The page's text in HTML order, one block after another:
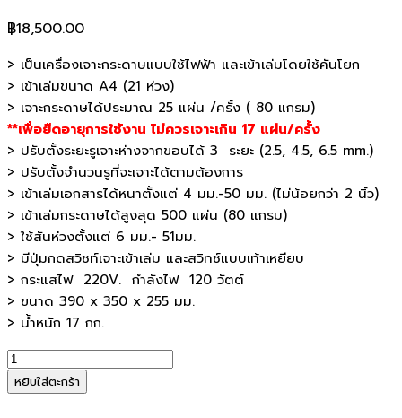
฿18,500.00
> เป็นเครื่องเจาะกระดาษแบบใช้ไฟฟ้า และเข้าเล่มโดยใช้คันโยก
> เข้าเล่มขนาด A4 (21 ห่วง)
> เจาะกระดาษได้ประมาณ 25 แผ่น /ครั้ง ( 80 แกรม)
**เพื่อยืดอายุการใช้งาน ไม่ควรเจาะเกิน 17 แผ่น/ครั้ง
> ปรับตั้งระยะรูเจาะห่างจากขอบได้ 3 ระยะ (2.5, 4.5, 6.5 mm.)
> ปรับตั้งจำนวนรูที่จะเจาะได้ตามต้องการ
> เข้าเล่มเอกสารได้หนาตั้งแต่ 4 มม.-50 มม. (ไม่น้อยกว่า 2 นิ้ว)
> เข้าเล่มกระดาษได้สูงสุด 500 แผ่น (80 แกรม)
> ใช้สันห่วงตั้งแต่ 6 มม.- 51มม.
> มีปุ่มกดสวิชท์เจาะเข้าเล่ม และสวิทช์แบบเท้าเหยียบ
> กระแสไฟ 220V. กำลังไฟ 120 วัตต์
> ขนาด 390 x 350 x 255 มม.
> น้ำหนัก 17 กก.
จำนวน
เครื่อง
เจาะ
หยิบใส่ตะกร้า